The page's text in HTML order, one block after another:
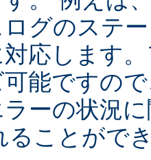
グのステ
応します
能ですの
ーの状況
ることがで